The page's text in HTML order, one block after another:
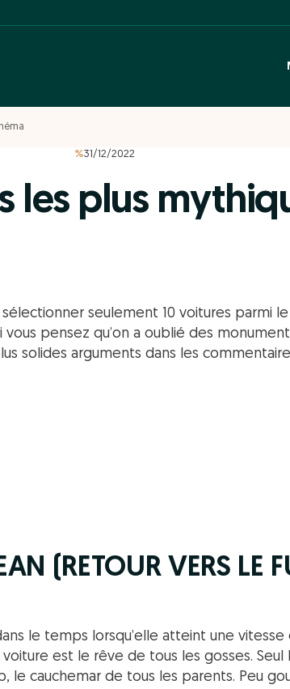
%31/12/2022
les plus
sélectionner seulement 10 voitures parmi
vous pensez qu’on a oublié des
solides arguments dans les
(RETOUR VERS LE
le temps lorsqu’elle atteint une
voiture est le rêve de tous les gosses.
le cauchemar de tous les parents. Peu